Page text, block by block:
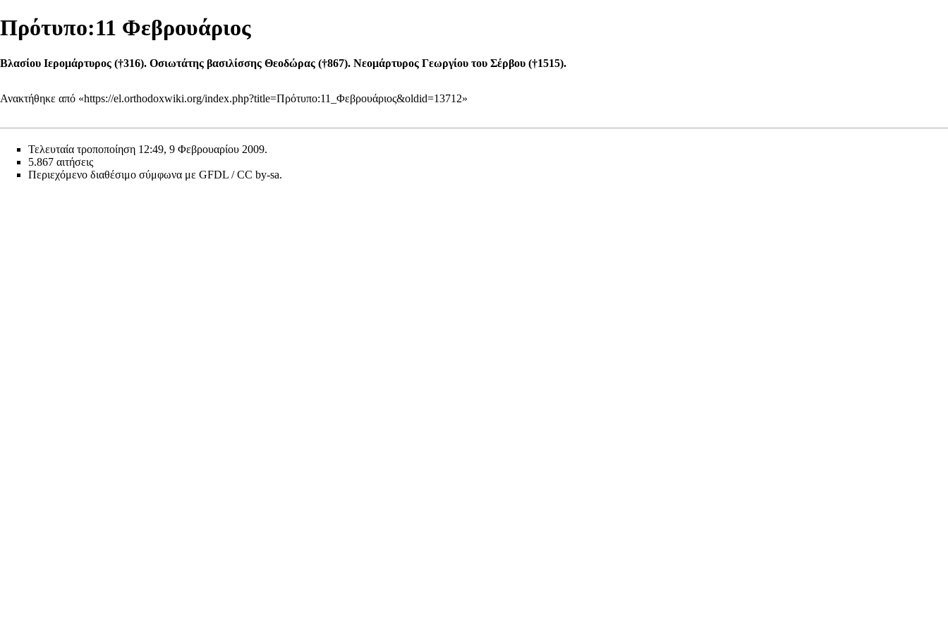
Πρότυπο:11 Φεβρουάριος
Βλασίου Ιερομάρτυρος (†316). Οσιωτάτης βασιλίσσης Θεοδώρας (†867). Νεομάρτυρος Γεωργίου του Σέρβου (†1515).
Ανακτήθηκε από «https://el.orthodoxwiki.org/index.php?title=Πρότυπο:11_Φεβρουάριος&oldid=13712»
Τελευταία τροποποίηση 12:49, 9 Φεβρουαρίου 2009.
5.867 αιτήσεις
Περιεχόμενο διαθέσιμο σύμφωνα με GFDL / CC by-sa.